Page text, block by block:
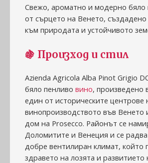
Свежо, ароматно и модерно бяло
от сърцето на Венето, създадено
към природата и устойчивото
🍇 Произход и стил
Azienda Agricola Alba Pinot Grigio
бяло пенливо вино, произведено
един от историческите центрове
винопроизводството във Венето
дом на Prosecco. Районът се
Доломитите и Венеция и се
добре вентилиран климат, който
здравето на лозята и развитието